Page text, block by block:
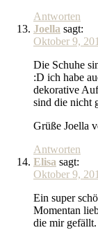
Antworten
Joella sagt:
Oktober 9,
Die Schuhe
:D ich habe
dekorative
sind die nicht
Grüße Joella
Antworten
Elisa sagt:
Oktober 9,
Ein super
Momentan
die mir gefällt.